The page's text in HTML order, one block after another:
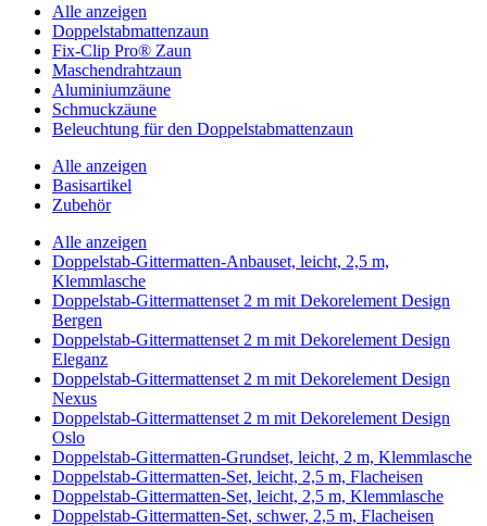
Alle anzeigen
Doppelstabmattenzaun
Fix-Clip Pro® Zaun
Maschendrahtzaun
Aluminiumzäune
Schmuckzäune
Beleuchtung für den Doppelstabmattenzaun
Alle anzeigen
Basisartikel
Zubehör
Alle anzeigen
Doppelstab-Gittermatten-Anbauset, leicht, 2,5 m,
Klemmlasche
Doppelstab-Gittermattenset 2 m mit Dekorelement Design
Bergen
Doppelstab-Gittermattenset 2 m mit Dekorelement Design
Eleganz
Doppelstab-Gittermattenset 2 m mit Dekorelement Design
Nexus
Doppelstab-Gittermattenset 2 m mit Dekorelement Design
Oslo
Doppelstab-Gittermatten-Grundset, leicht, 2 m, Klemmlasche
Doppelstab-Gittermatten-Set, leicht, 2,5 m, Flacheisen
Doppelstab-Gittermatten-Set, leicht, 2,5 m, Klemmlasche
Doppelstab-Gittermatten-Set, schwer, 2,5 m, Flacheisen